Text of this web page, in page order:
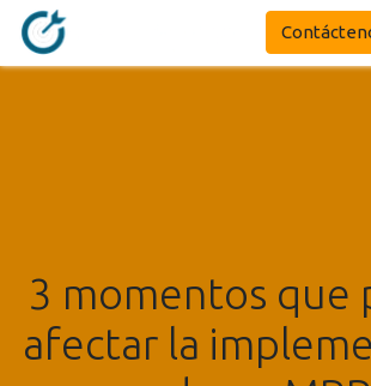
3 momentos que
afectar la